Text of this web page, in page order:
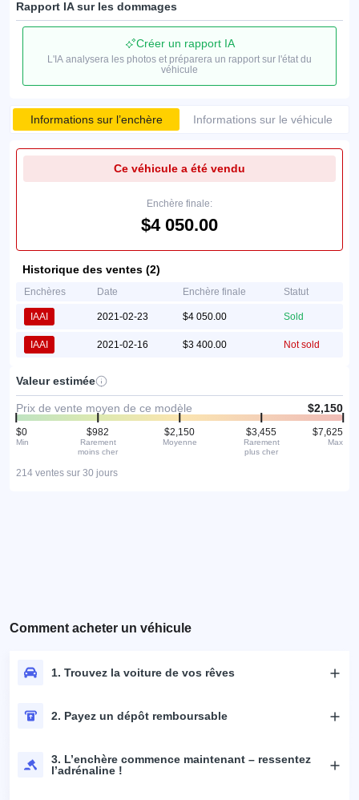
Rapport IA sur les dommages
Créer un rapport IA
L'IA analysera les photos et préparera un rapport sur l'état du
véhicule
Informations sur l’enchère Informations sur le véhicule
Ce véhicule a été vendu
Enchère finale:
$4 050.00
Historique des ventes (2)
Enchères Date Enchère finale Statut
IAAI 2021-02-23 $4 050.00 Sold
IAAI 2021-02-16 $3 400.00 Not sold
Valeur estimée
Prix de vente moyen de ce modèle $2,150
$0
Min
$982
Rarement
moins cher
$2,150
Moyenne
$3,455
Rarement
plus cher
$7,625
Max
214 ventes sur 30 jours
Comment acheter un véhicule
1. Trouvez la voiture de vos rêves
2. Payez un dépôt remboursable
3. L’enchère commence maintenant – ressentez
l’adrénaline !